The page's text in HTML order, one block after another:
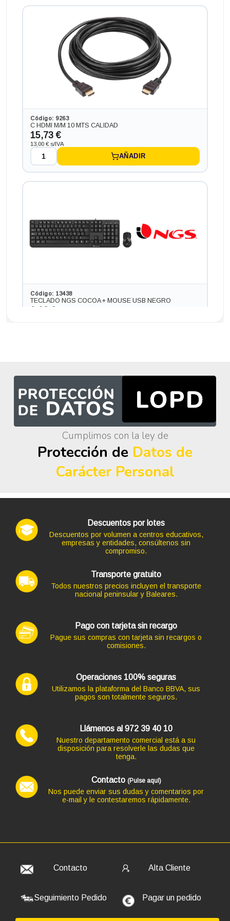
Ordenador INTEL NUC NUC 717 BNH en formato MINI,
procesador INTEL CORE I7 - 7567 4.0 GHZ (7ª
Generación), memoria DDR4, Salidas gráficas: HDMI
243,21 €
Ordenador HP Z2 G4 WORKSTATION en formato TORRE,
procesador CORE I5-8500 4.10 GHZ (8ª Generación),
memoria DDR4, Salidas gráficas: HDMI+DP
+96,80€ más caro
procesador INTEL CORE I5 -8500 4.1 GHZ (8ª Generación),
memoria DDR4, Salidas gráficas: VGA+HDMI+DP
273,46 €
Ordenador HP PC HP ¡5 GEN 9 en formato MINI,
Código: 9263
C HDMI M/M 10 MTS CALIDAD
15,73 €
13,00 € s/IVA
AÑADIR
Código: 13438
TECLADO NGS COCOA + MOUSE USB NEGRO
Código: 13221
TECLADO EQUIP+MOUSE NEGRO INALAMBRICO
Código: 7408
Cumplimos con la ley de
Protección de Datos de
Carácter Personal
Descuentos por lotes
Descuentos por volumen a centros educativos,
empresas y entidades, consúltenos sin
compromiso.
Transporte gratuito
Todos nuestros precios incluyen el transporte
nacional peninsular y Baleares.
Pago con tarjeta sin recargo
Pague sus compras con tarjeta sin recargos o
comisiones.
Operaciones 100% seguras
Utilizamos la plataforma del Banco BBVA, sus
pagos son totalmente seguros.
Llámenos al 972 39 40 10
Nuestro departamento comercial está a su
disposición para resolverle las dudas que
tenga.
Contacto (Pulse aquí)
Nos puede enviar sus dudas y comentarios por
e-mail y le contestaremos rápidamente.
Contacto Alta Cliente
Seguimiento Pedido Pagar un pedido